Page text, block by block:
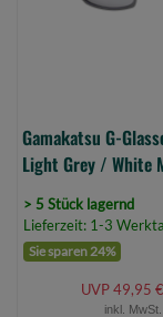
0)
Gamakatsu G-
Light Grey / White
> 5 Stück lagernd
Lieferzeit: 1-3
Sie sparen 24%
UVP 49,95 €
inkl. MwSt.,